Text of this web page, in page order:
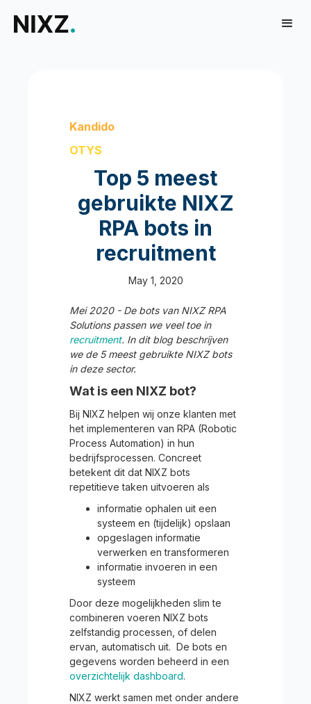
Kandido
OTYS
Top 5 meest
gebruikte NIXZ
RPA bots in
recruitment
May 1, 2020
Mei 2020 - De bots van NIXZ RPA
Solutions passen we veel toe in
recruitment. In dit blog beschrijven
we de 5 meest gebruikte NIXZ bots
in deze sector.
Wat is een NIXZ bot?
Bij NIXZ helpen wij onze klanten met
het implementeren van RPA (Robotic
Process Automation) in hun
bedrijfsprocessen. Concreet
betekent dit dat NIXZ bots
repetitieve taken uitvoeren als
informatie ophalen uit een
systeem en (tijdelijk) opslaan
opgeslagen informatie
verwerken en transformeren
informatie invoeren in een
systeem
Door deze mogelijkheden slim te
combineren voeren NIXZ bots
zelfstandig processen, of delen
ervan, automatisch uit. De bots en
gegevens worden beheerd in een
overzichtelijk dashboard.
NIXZ werkt samen met onder andere